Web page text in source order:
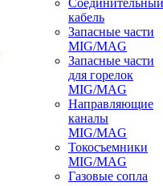
Соединительный
кабель
Запасные части
MIG/MAG
Запасные части
для горелок
MIG/MAG
Направляющие
каналы
MIG/MAG
Токосъемники
MIG/MAG
Газовые сопла